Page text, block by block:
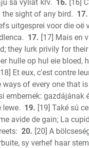
sa vyliať krv. 16. [16]
the sight of any bird. 17.
uitgesprei voor die oë
17. [17] Mais en
they lurk privily for
hulle op hul eie bloed,
Et eux, c'est contre
ways of every one that
embernek: gazdájának
lewe. 19. [19] Také sú
avide de gain; La
20. [20] A
sy verhef haar